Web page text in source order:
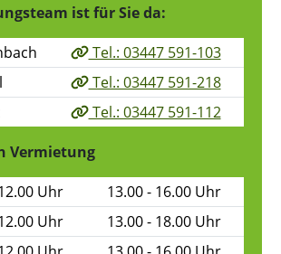
ist für Sie da:
Tel.: 03447 591-103
Tel.: 03447 591-218
Tel.: 03447 591-112
Vermietung
Uhr
13.00 - 16.00 Uhr
Uhr
13.00 - 18.00 Uhr